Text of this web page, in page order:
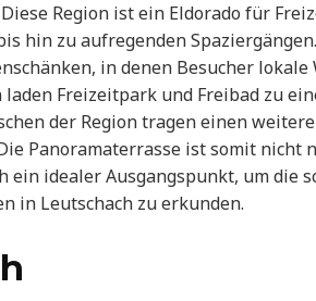
Region ist ein Eldorado für
hin zu aufregenden
in denen Besucher
Freizeitpark und Freibad zu
der Region tragen einen
Panoramaterrasse ist somit nicht
ein idealer Ausgangspunkt, um die
in Leutschach zu erkunden.